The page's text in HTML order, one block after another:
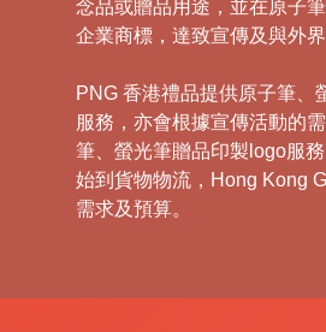
念品或贈品用途，並在原子
企業商標，達致宣傳及與外界
PNG 香港禮品提供原子筆、
服務，亦會根據宣傳活動的
筆、螢光筆贈品印製logo服
始到貨物物流，Hong Kong
需求及預算。